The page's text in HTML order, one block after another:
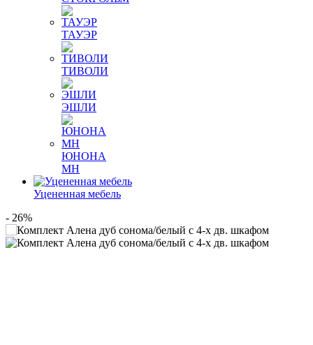
ТАУЭР
ТИВОЛИ
ЭШЛИ
ЮНОНА
МН
Уцененная мебель
- 26%